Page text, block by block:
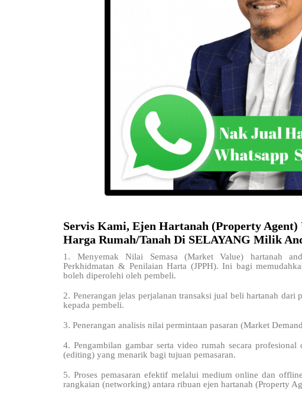
Servis Kami, Ejen Hartanah (Property
Harga Rumah/Tanah Di SELAYANG Milik
1. Menyemak Nilai Semasa (Market Value) hartanah
Perkhidmatan & Penilaian Harta (JPPH). Ini bagi
boleh diperolehi oleh pembeli.
2. Penerangan jelas perjalanan transaksi jual beli hartanah dari
kepada pembeli.
3. Penerangan analisis nilai permintaan pasaran (Market
4. Pengambilan gambar serta video rumah secara
(editing) yang menarik bagi tujuan pemasaran.
5. Proses pemasaran efektif melalui medium online dan
rangkaian (networking) antara ribuan ejen hartanah (Property